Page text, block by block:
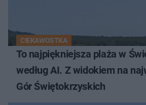
CIEKAWOSTKA
To najpiękniejsza plaża w
według AI. Z widokiem na
Gór Świętokrzyskich